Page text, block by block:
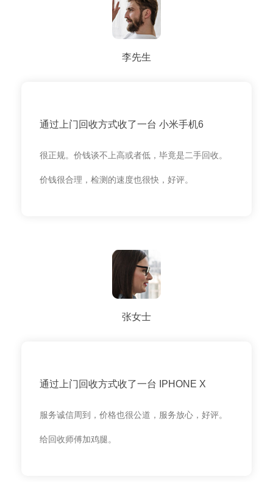
李先生
通过上门回收方式收了一台 小米手机6
很正规。价钱谈不上高或者低，毕竟是二手回收。
价钱很合理，检测的速度也很快，好评。
张女士
通过上门回收方式收了一台 IPHONE X
服务诚信周到，价格也很公道，服务放心，好评。
给回收师傅加鸡腿。